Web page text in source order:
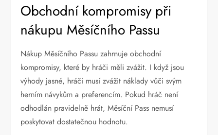
Obchodní kompromisy při
nákupu Měsíčního Passu
Nákup Měsíčního Passu zahrnuje obchodní
kompromisy, které by hráči měli zvážit. I když jsou
výhody jasné, hráči musí zvážit náklady vůči svým
herním návykům a preferencím. Pokud hráč není
odhodlán pravidelně hrát, Měsíční Pass nemusí
poskytovat dostatečnou hodnotu.